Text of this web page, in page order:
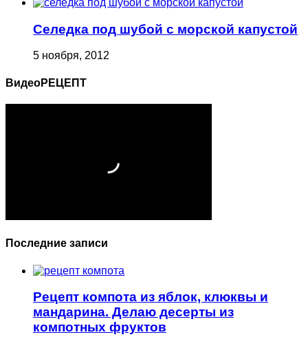
Селедка под шубой с морской капустой
5 ноября, 2012
ВидеоРЕЦЕПТ
Последние записи
Рецепт компота из яблок, клюквы и
мандарина. Делаю десерты из
компотных фруктов